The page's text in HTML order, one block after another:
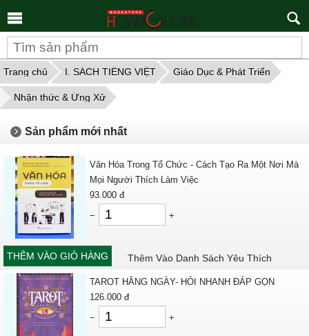
Trang chủ I. SÁCH TIẾNG VIỆT Giáo Dục & Phát Triển
Nhận thức & Ứng Xử
Sản phẩm mới nhất
Văn Hóa Trong Tổ Chức - Cách Tạo Ra Một Nơi Mà
Mọi Người Thích Làm Việc
93.000 đ
−
+
THÊM VÀO GIỎ HÀNG Thêm Vào Danh Sách Yêu Thích
TAROT HẰNG NGÀY- HỎI NHANH ĐÁP GỌN
126.000 đ
−
+